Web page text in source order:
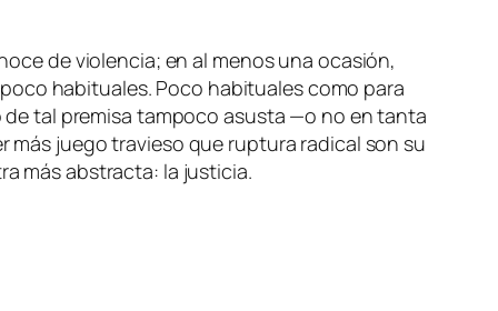
de vio­len­cia; en al me­nos una oca­sión,
ha­bi­tua­les. Poco ha­bi­tua­les co­mo pa­ra
tal pre­mi­sa tam­po­co asus­ta —o no en tan­ta
más jue­go tra­vie­so que rup­tu­ra ra­di­cal son su
más abs­trac­ta: la justicia.